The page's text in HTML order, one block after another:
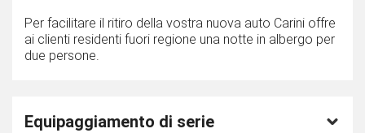
Per facilitare il ritiro della vostra nuova auto Carini offre
ai clienti residenti fuori regione una notte in albergo per
due persone.
Equipaggiamento di serie